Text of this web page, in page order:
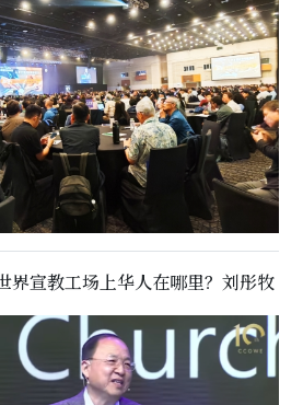
界宣教工场上华人在哪里？刘彤牧